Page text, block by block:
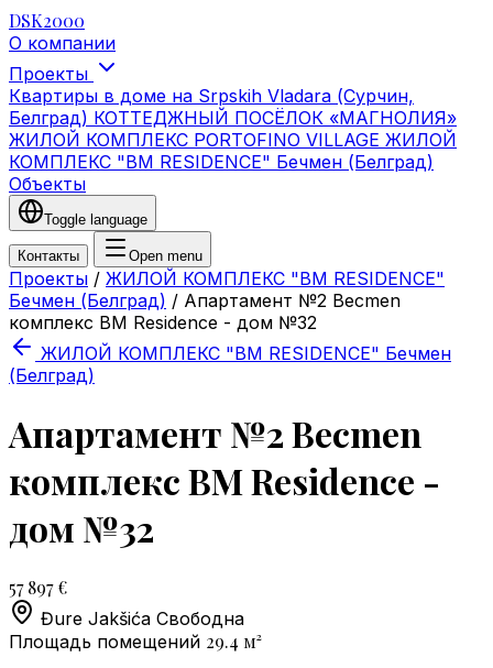
DSK2000
О компании
Проекты
Квартиры в доме на Srpskih Vladara (Сурчин,
Белград) КОТТЕДЖНЫЙ ПОСЁЛОК «МАГНОЛИЯ»
ЖИЛОЙ КОМПЛЕКС PORTOFINO VILLAGE ЖИЛОЙ
КОМПЛЕКС "BM RESIDENCE" Бечмен (Белград)
Объекты
Toggle language
Контакты Open menu
Проекты / ЖИЛОЙ КОМПЛЕКС "BM RESIDENCE"
Бечмен (Белград) / Апартамент №2 Becmen
комплекс BM Residence - дом №32
ЖИЛОЙ КОМПЛЕКС "BM RESIDENCE" Бечмен
(Белград)
Апартамент №2 Becmen
комплекс BM Residence -
дом №32
57 897 €
Đure Jakšića Свободна
Площадь помещений 29.4 м²